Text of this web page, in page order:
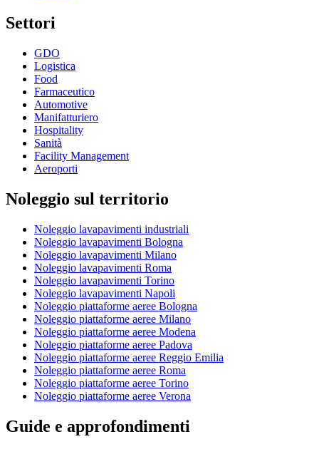
Settori
GDO
Logistica
Food
Farmaceutico
Automotive
Manifatturiero
Hospitality
Sanità
Facility Management
Aeroporti
Noleggio sul territorio
Noleggio lavapavimenti industriali
Noleggio lavapavimenti Bologna
Noleggio lavapavimenti Milano
Noleggio lavapavimenti Roma
Noleggio lavapavimenti Torino
Noleggio lavapavimenti Napoli
Noleggio piattaforme aeree Bologna
Noleggio piattaforme aeree Milano
Noleggio piattaforme aeree Modena
Noleggio piattaforme aeree Padova
Noleggio piattaforme aeree Reggio Emilia
Noleggio piattaforme aeree Roma
Noleggio piattaforme aeree Torino
Noleggio piattaforme aeree Verona
Guide e approfondimenti